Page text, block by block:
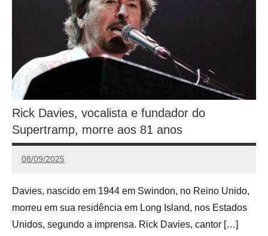
Rick Davies, vocalista e fundador do
Supertramp, morre aos 81 anos
08/09/2025
Calango
Davies, nascido em 1944 em Swindon, no Reino Unido,
morreu em sua residência em Long Island, nos Estados
Unidos, segundo a imprensa. Rick Davies, cantor […]